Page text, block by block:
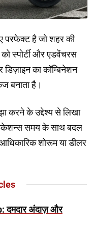
परफेक्ट है जो शहर की
स्पोर्टी और एडवेंचरस
का कॉम्बिनेशन
बनाता है।
करने के उद्देश्य से लिखा
समय के साथ बदल
शोरूम या डीलर
दमदार अंदाज़ और